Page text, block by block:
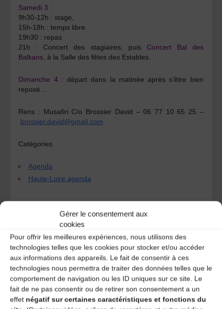
Gérer le consentement aux
cookies
Pour offrir les meilleures expériences, nous utilisons des
technologies telles que les cookies pour stocker et/ou accéder
aux informations des appareils. Le fait de consentir à ces
technologies nous permettra de traiter des données telles que le
comportement de navigation ou les ID uniques sur ce site. Le
fait de ne pas consentir ou de retirer son consentement a un
effet négatif sur certaines caractéristiques et fonctions du
Samedi 3 :
9h30-12h : stage,
15h-18h : temps libre
19h30 : repas
21h : Concert des stagiaires, puis Concert Bal des
Balkans , à la Salle des fêtes des Estables.
Dimanche 4 : départ dans la matinée après s’être bien
reposé…
Rens : Musafiri C/o Brossier David – 06 77 10 65 25 –
brossier.david@gmail.com
Catégories
Agenda
Haute-Loire agenda
Choeur de la Chavannée
Bal Trad’
Laisser un
commentaire